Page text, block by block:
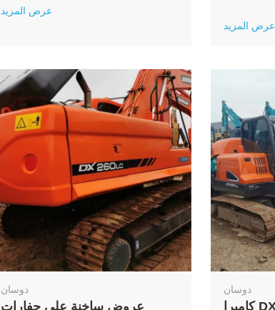
عرض المزيد
عرض المزيد
دوسان
عروض ساخنة على حفارات
دوسان
كاميرا DX60 مستعملة عالية